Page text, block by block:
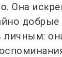
Она
личным: